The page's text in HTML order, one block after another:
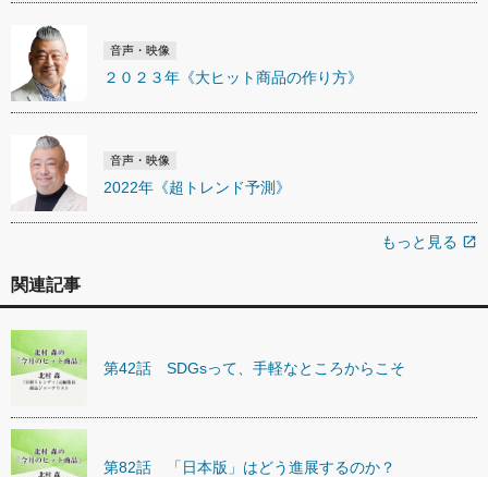
音声・映像
２０２３年《大ヒット商品の作り方》
音声・映像
2022年《超トレンド予測》
もっと見る open_in_new
関連記事
第42話 SDGsって、手軽なところからこそ
第82話 「日本版」はどう進展するのか？